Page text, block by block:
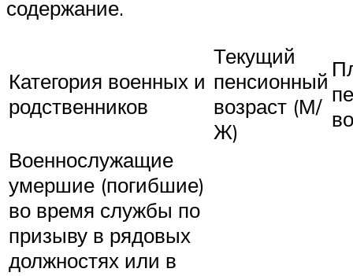
содержание.
Категория военных и
родственников
Текущий
пенсионный
возраст (М/
Ж)
Военнослужащие
умершие (погибшие)
во время службы по
призыву в рядовых
должностях или в